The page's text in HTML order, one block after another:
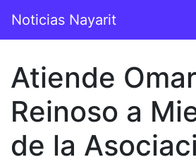
Navegación
Noticias Nayarit
Atiende Omar
Reinoso a
de la